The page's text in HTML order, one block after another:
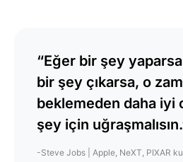
“Eğer bir şey
bir şey çıkarsa, o
beklemeden daha iyi
şey için
-Steve Jobs | Apple, NeXT, PIXAR